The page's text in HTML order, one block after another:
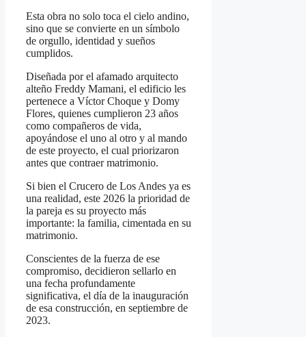
Esta obra no solo toca el cielo andino,
sino que se convierte en un símbolo
de orgullo, identidad y sueños
cumplidos.
Diseñada por el afamado arquitecto
alteño Freddy Mamani, el edificio les
pertenece a Víctor Choque y Domy
Flores, quienes cumplieron 23 años
como compañeros de vida,
apoyándose el uno al otro y al mando
de este proyecto, el cual priorizaron
antes que contraer matrimonio.
Si bien el Crucero de Los Andes ya es
una realidad, este 2026 la prioridad de
la pareja es su proyecto más
importante: la familia, cimentada en su
matrimonio.
Conscientes de la fuerza de ese
compromiso, decidieron sellarlo en
una fecha profundamente
significativa, el día de la inauguración
de esa construcción, en septiembre de
2023.